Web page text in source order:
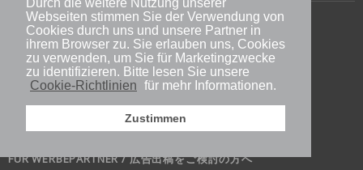
Durch die weitere Nutzung unserer
Webseiten stimmen Sie der Verwendung von
Cookies durch uns und unsere Partner in
ihrem Browser zu. Sie erlauben uns, Cookies
zu verwenden, um Sie für Marketingzwecke
zu identifizieren. Bitte lesen Sie unsere
Cookie-Richtlinien für mehr Informationen.
Zustimmen
ÜBER JAPANDIGEST
IMPRESSUM
KONTAKT
E-BOOK
FÜR WERBEPARTNER / 広告出稿をご検討の方へ